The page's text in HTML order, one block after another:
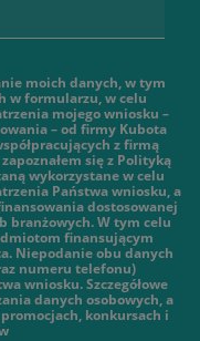
moich danych, w tym
w formularzu, w celu
mojego wniosku –
– od firmy Kubota
z firmą
się z Polityką
wykorzystane w celu
Państwa wniosku, a
dostosowanej
branżowych. W tym celu
finansującym
Niepodanie obu danych
numeru telefonu)
wniosku. Szczegółowe
danych osobowych, a
konkursach i